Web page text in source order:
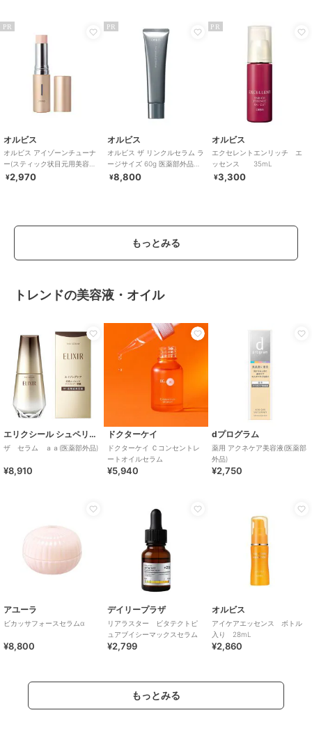
PR
オルビス
オルビス アイゾーンチューナ
ー(スティック状目元用美容
液）
¥2,970
PR
オルビス
オルビス ザ リンクルセラム ラ
ージサイズ 60g 医薬部外品
（シワ改善美容液）
¥8,800
PR
オルビス
エクセレントエンリッチ エ
ッセンス 35mL
¥3,300
もっとみる
トレンドの美容液・オイル
エリクシール シュペリエル
ザ セラム ａａ(医薬部外品)
¥8,910
ドクターケイ
ドクターケイ Ｃコンセントレ
ートオイルセラム
¥5,940
dプログラム
薬用 アクネケア美容液(医薬部
外品)
¥2,750
アユーラ
ビカッサフォースセラムα
¥8,800
デイリープラザ
リアラスター ビタテクトピ
ュアブイシーマックスセラム
¥2,799
オルビス
アイケアエッセンス ボトル
入り 28mL
¥2,860
もっとみる